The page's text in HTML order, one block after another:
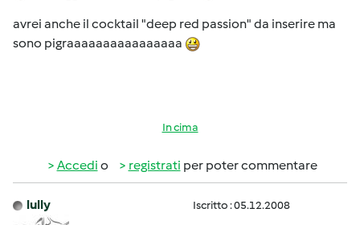
avrei anche il cocktail "deep red passion" da inserire ma
sono pigraaaaaaaaaaaaaaaa
In cima
Accedi o registrati per poter commentare
lully Iscritto : 05.12.2008